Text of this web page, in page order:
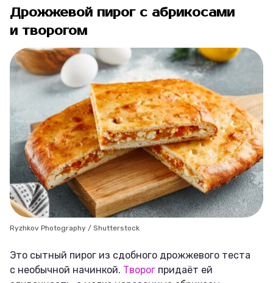
Дрожжевой пирог с абрикосами
и творогом
Ryzhkov Photography / Shutterstock
Это сытный пирог из сдобного дрожжевого теста
с необычной начинкой. Творог придаёт ей